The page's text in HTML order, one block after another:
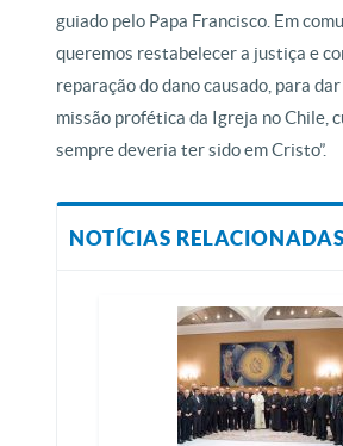
guiado pelo Papa Francisco. Em
queremos restabelecer a justiça e
reparação do dano causado, para
missão profética da Igreja no Chile,
sempre deveria ter sido em Cristo”.
NOTÍCIAS RELACIONADAS